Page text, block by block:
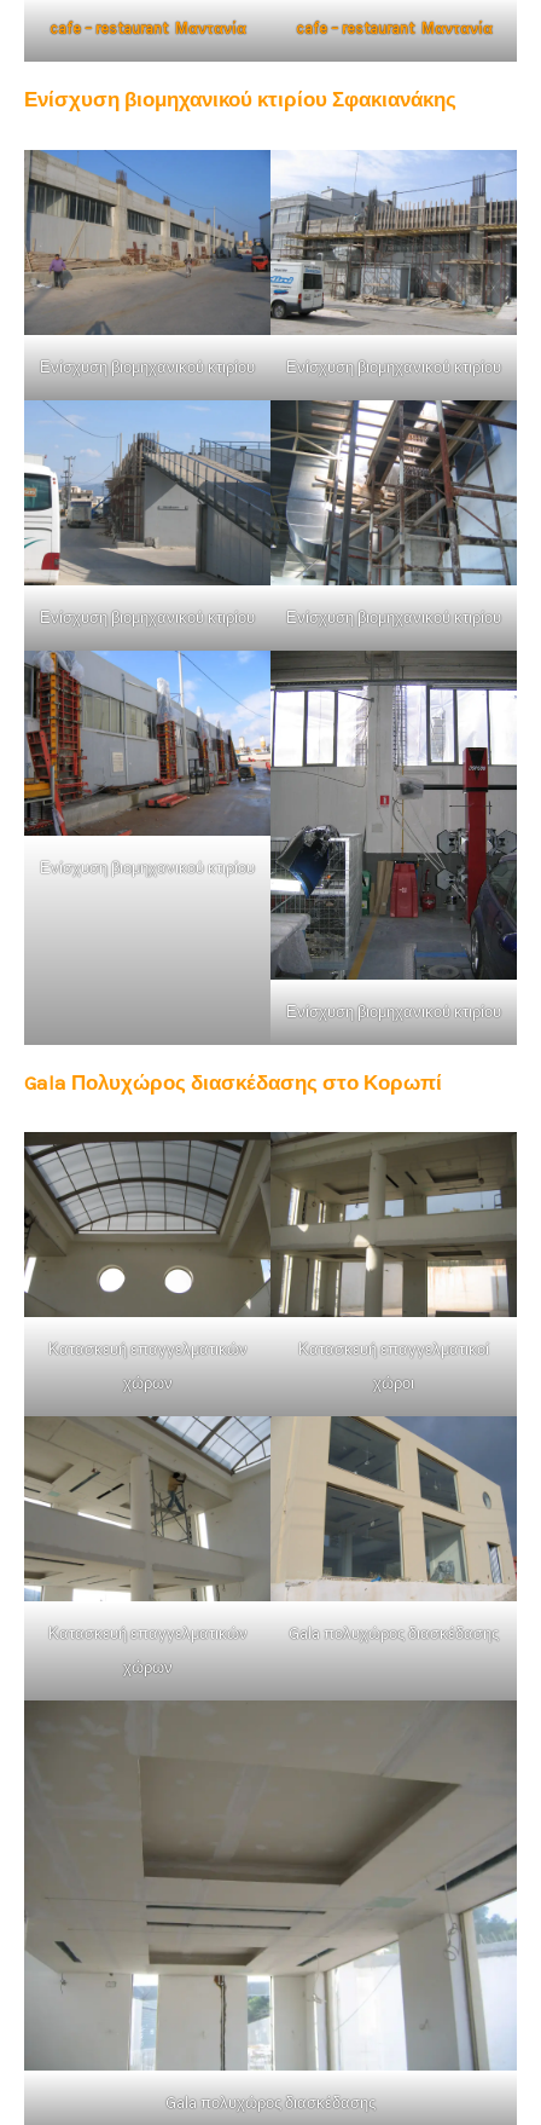
cafe – restaurant Μαντανία cafe – restaurant Μαντανία
Ενίσχυση βιομηχανικού κτιρίου Σφακιανάκης
Ενίσχυση βιομηχανικού κτιρίου Ενίσχυση βιομηχανικού κτιρίου
Ενίσχυση βιομηχανικού κτιρίου Ενίσχυση βιομηχανικού κτιρίου
Ενίσχυση βιομηχανικού κτιρίου
Ενίσχυση βιομηχανικού κτιρίου
Gala Πολυχώρος διασκέδασης στο Κορωπί
Κατασκευή επαγγελματικών
χώρων
Κατασκευή επαγγελματικοί
χώροι
Κατασκευή επαγγελματικών
χώρων
Gala πολυχώρος διασκέδασης
Gala πολυχώρος διασκέδασης